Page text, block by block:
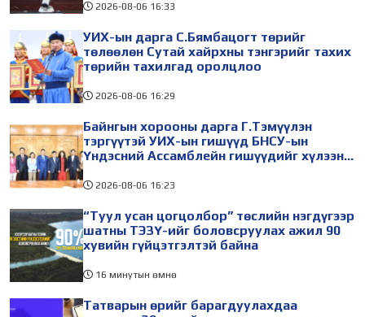
2026-08-06 16:33
УИХ-ын дарга С.Бямбацогт төрийг
төлөөлөн Сутай хайрхны тэнгэрийг тахих
төрийн тахилгад оролцлоо
2026-08-06 16:29
Байнгын хорооны дарга Г.Тэмүүлэн
тэргүүтэй УИХ-ын гишүүд БНСУ-ын
Үндэсний Ассамблейн гишүүдийг хүлээн
2026-08-06 16:23
“Туул усан цогцолбор” төслийн нэгдүгээр
шатны ТЭЗҮ-ийг боловсруулах ажил 90
хувийн гүйцэтгэлтэй байна
16 минутын өмнө
Татварын өрийг барагдуулахдаа